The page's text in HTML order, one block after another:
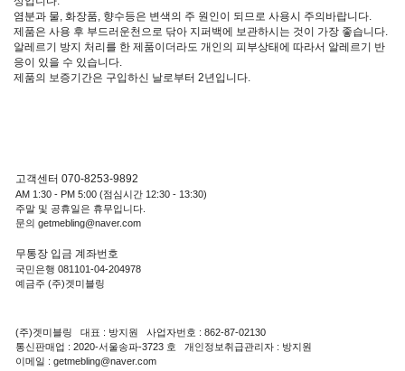
염분과 물, 화장품, 향수등은 변색의 주 원인이 되므로 사용시 주의바랍니다.
제품은 사용 후 부드러운천으로 닦아 지퍼백에 보관하시는 것이 가장 좋습니다.
알레르기 방지 처리를 한 제품이더라도 개인의 피부상태에 따라서 알레르기 반
응이 있을 수 있습니다.
제품의 보증기간은 구입하신 날로부터 2년입니다.
고객센터 070-8253-9892
AM 1:30 - PM 5:00 (점심시간 12:30 - 13:30)
주말 및 공휴일은 휴무입니다.
문의 getmebling@naver.com
무통장 입금 계좌번호
국민은행 081101-04-204978
예금주 (주)겟미블링
(주)겟미블링 대표 : 방지원 사업자번호 : 862-87-02130
통신판매업 : 2020-서울송파-3723 호 개인정보취급관리자 : 방지원
이메일 : getmebling@naver.com